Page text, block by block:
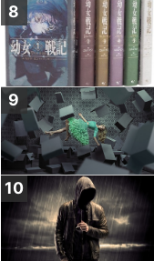
8
9
10